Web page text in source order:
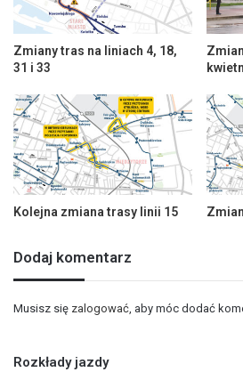
Zmiany tras na liniach 4, 18,
31 i 33
Kolejna zmiana trasy linii 15
Dodaj komentarz
Musisz się zalogować, aby móc dodać
Rozkłady jazdy